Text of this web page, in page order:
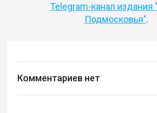
Telegram-канал издания
Подмосковья".
Комментариев нет